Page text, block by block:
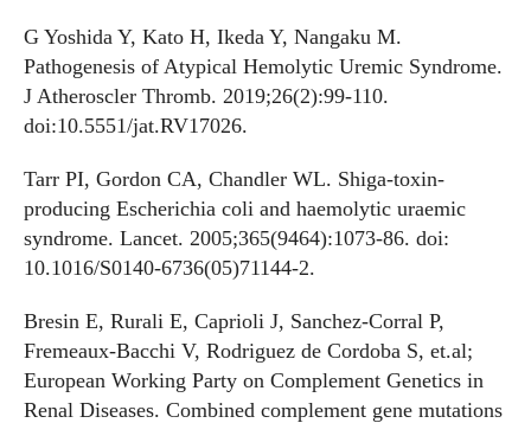
G Yoshida Y, Kato H, Ikeda Y, Nangaku M.
Pathogenesis of Atypical Hemolytic Uremic Syndrome.
J Atheroscler Thromb. 2019;26(2):99-110.
doi:10.5551/jat.RV17026.
Tarr PI, Gordon CA, Chandler WL. Shiga-toxin-
producing Escherichia coli and haemolytic uraemic
syndrome. Lancet. 2005;365(9464):1073-86. doi:
10.1016/S0140-6736(05)71144-2.
Bresin E, Rurali E, Caprioli J, Sanchez-Corral P,
Fremeaux-Bacchi V, Rodriguez de Cordoba S, et.al;
European Working Party on Complement Genetics in
Renal Diseases. Combined complement gene mutations